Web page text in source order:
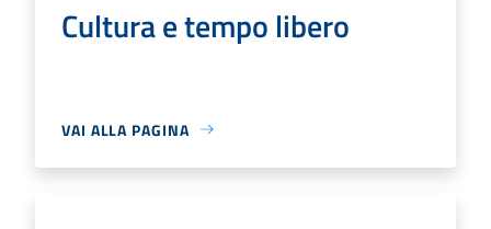
Cultura e tempo libero
VAI ALLA PAGINA